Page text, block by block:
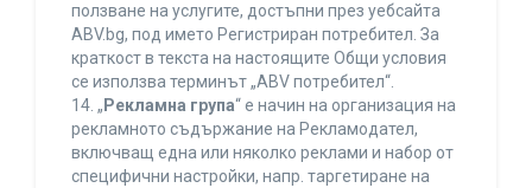
ползване на услугите, достъпни през уебсайта
ABV.bg, под името Регистриран потребител. За
краткост в текста на настоящите Общи условия
се използва терминът „ABV потребител“.
14. „ Рекламна група“ е начин на организация на
рекламното съдържание на Рекламодател,
включващ една или няколко реклами и набор от
специфични настройки, напр. таргетиране на